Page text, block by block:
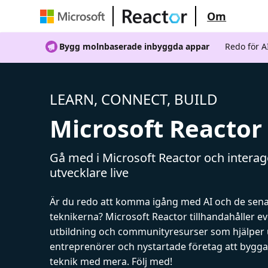
Om
Bygg molnbaserade inbyggda appar Redo för
LEARN, CONNECT, BUILD
Microsoft Reactor
Gå med i Microsoft Reactor och
utvecklare live
Är du redo att komma igång med AI och de
teknikerna? Microsoft Reactor tillhandahåller
utbildning och communityresurser som hjälper
entreprenörer och nystartade företag att
teknik med mera. Följ med!